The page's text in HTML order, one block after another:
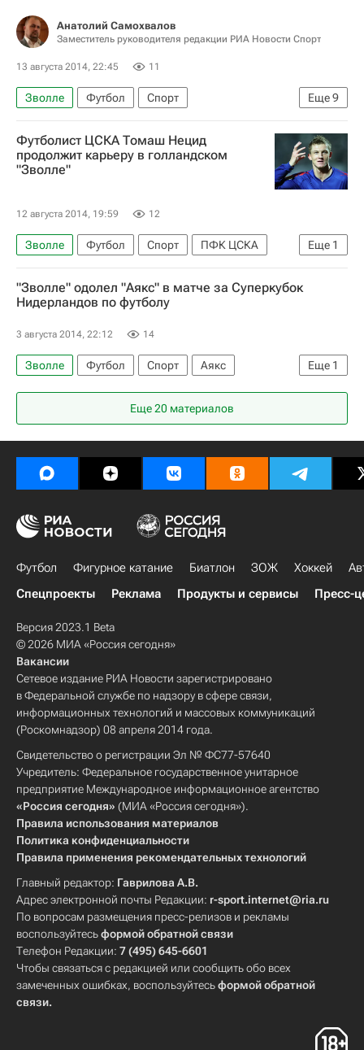
Анатолий Самохвалов
Заместитель руководителя редакции РИА Новости Спорт
13 августа 2014, 22:45 11
Еще9
Зволле Футбол
Спорт
Леонид Слуцкий (политик)
РПЛ 2026-2027 (Чемпионат России по футболу)
Ахмат
Алан Дзагоев
Футболист ЦСКА Томаш Нецид
продолжит карьеру в голландском
"Зволле"
12 августа 2014, 19:59 12
Еще 1
Зволле Футбол Спорт
ПФК ЦСКА
Томаш Нецид
"Зволле" одолел "Аякс" в матче за Суперкубок
Нидерландов по футболу
3 августа 2014, 22:12 14
Еще 1
Зволле Футбол Спорт
Аякс
Стефан Нейланд
Еще 20 материалов
Футбол Фигурное катание Биатлон ЗОЖ Хоккей
Спецпроекты
Реклама Продукты и сервисы Пресс-
Версия 2023.1 Beta
© 2026 МИА «Россия сегодня»
Вакансии
Сетевое издание РИА Новости зарегистрировано
в Федеральной службе по надзору в сфере связи,
информационных технологий и массовых коммуникаций
(Роскомнадзор) 08 апреля 2014 года.
Свидетельство о регистрации Эл № ФС77-57640
Учредитель: Федеральное государственное унитарное
предприятие Международное информационное агентство
«Россия сегодня» (МИА «Россия сегодня»).
Правила использования материалов
Политика конфиденциальности
Правила применения рекомендательных технологий
Главный редактор: Гаврилова А.В.
Адрес электронной почты Редакции: r-sport.internet@ria.ru
По вопросам размещения пресс-релизов и рекламы
воспользуйтесьформой обратной связи
Телефон Редакции: 7 (495) 645-6601
Чтобы связаться с редакцией или сообщить обо всех
замеченных ошибках, воспользуйтесьформой обратной
связи.